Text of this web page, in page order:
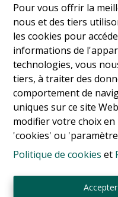
Pour vous offrir la
nous et des tiers
les cookies pour
informations de
technologies, vous
tiers, à traiter des
comportement de
uniques sur ce site
modifier votre choix
'cookies' ou
Politique de cookies et
Sint-
Tél:+